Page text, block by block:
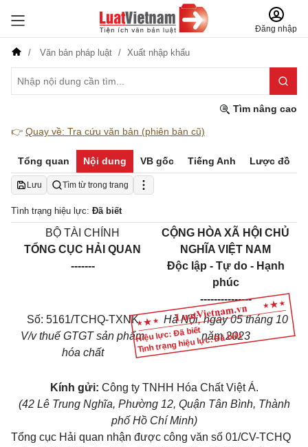
Đăng nhập
Văn bản pháp luật Xuất nhập khẩu
Tìm nâng cao
👉 Quay về: Tra cứu văn bản (phiên bản cũ)
Tổng quan Nội dung VB gốc Tiếng Anh Lược đồ
Lưu Tìm từ trong trang
Tình trạng hiệu lực: Đã biết
Hiệu lực: Đã biết
Tình trạng hiệu lực: Đã biết
BỘ TÀI CHÍNH
TỔNG CỤC HẢI QUAN
-------
CỘNG HÒA XÃ HỘI CHỦ
NGHĨA VIỆT NAM
Độc lập - Tự do - Hạnh
phúc
---------------
Số: 5161/TCHQ-TXNK
V/v thuế GTGTsản phẩm
hóa chất
Hà Nội, ngày 05 tháng 10
năm 2023
Kính gửi: Công ty TNHH Hóa Chất Việt Á.
(42 Lê Trung Nghĩa, Phường 12, Quận TânBình, Thành
phố Hồ Chí Minh)
Tổng cục Hải quan nhận được công văn số 01/CV-TCHQ